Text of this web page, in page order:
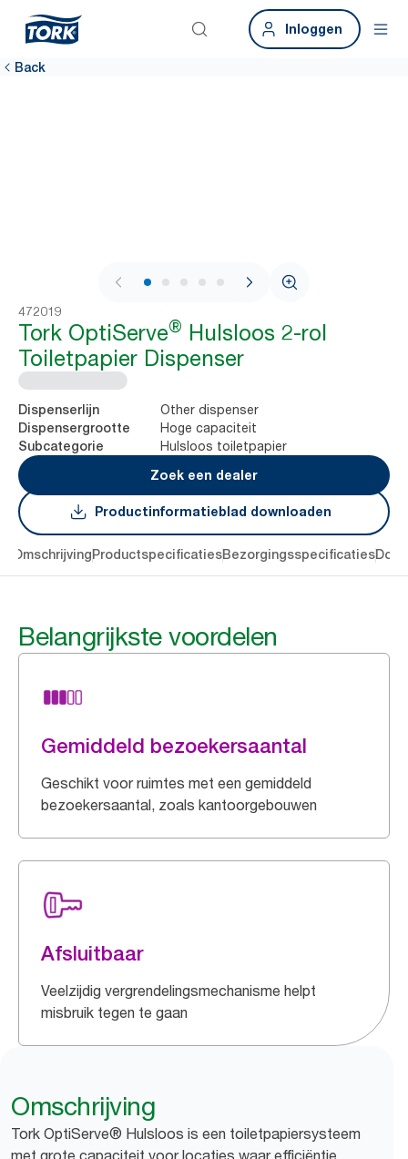
Inloggen
Back
1 / 6
472019
Tork OptiServe® Hulsloos 2-rol
Toiletpapier Dispenser
Dispenserlijn Other dispenser
Dispensergrootte Hoge capaciteit
Subcategorie
Hulsloos toiletpapier
Zoek een dealer
Productinformatieblad downloaden
OmschrijvingProductspecificatiesBezorgingsspecificaties
Belangrijkste voordelen
Gemiddeld bezoekersaantal
Geschikt voor ruimtes met een gemiddeld
bezoekersaantal, zoals kantoorgebouwen
Afsluitbaar
Veelzijdig vergrendelingsmechanisme helpt
misbruik tegen te gaan
Omschrijving
Tork OptiServe® Hulsloos is een toiletpapiersysteem
met grote capaciteit voor locaties waar efficiëntie,